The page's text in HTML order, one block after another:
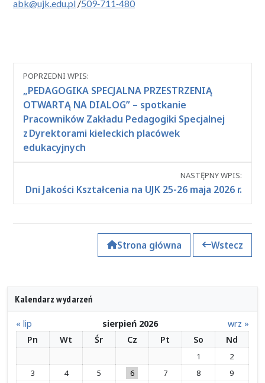
abk@ujk.edu.pl /509‑711‑480
Nawigacja
między
wpisami
POPRZEDNI WPIS:
„PEDAGOGIKA SPECJALNA PRZESTRZENIĄ
OTWARTĄ NA DIALOG” – spotkanie
Pracowników Zakładu Pedagogiki Specjalnej
z Dyrektorami kieleckich placówek
edukacyjnych
NASTĘPNY WPIS:
Dni Jakości Kształcenia na UJK 25-26 maja 2026 r.
Strona główna Wstecz
Kalendarz wydarzeń
« lip sierpień 2026
wrz »
Pn
Wt Śr Cz Pt So Nd
1
2
3
4 5 6 7 8
9